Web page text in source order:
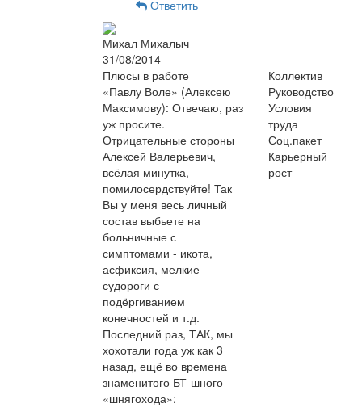
Ответить
Михал Михалыч
31/08/2014
Плюсы в работе
«Павлу Воле» (Алексею
Максимову): Отвечаю, раз
уж просите.
Отрицательные стороны
Алексей Валерьевич,
всёлая минутка,
помилосердствуйте! Так
Вы у меня весь личный
состав выбьете на
больничные с
симптомами - икота,
асфиксия, мелкие
судороги с
подёргиванием
конечностей и т.д.
Последний раз, ТАК, мы
хохотали года уж как 3
назад, ещё во времена
знаменитого БТ-шного
«шнягохода»:
Коллектив
Руководство
Условия
труда
Соц.пакет
Карьерный
рост